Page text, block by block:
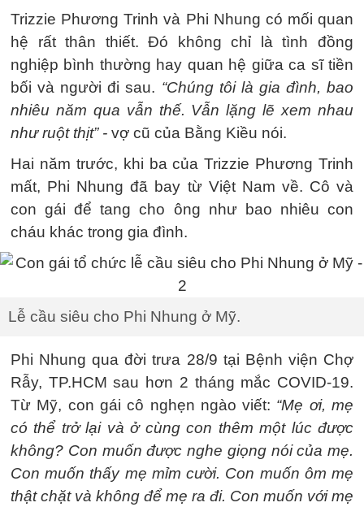
Trizzie Phương Trinh và Phi Nhung có mối quan
hệ rất thân thiết. Đó không chỉ là tình đồng
nghiệp bình thường hay quan hệ giữa ca sĩ tiền
bối và người đi sau. “Chúng tôi là gia đình, bao
nhiêu năm qua vẫn thế. Vẫn lặng lẽ xem nhau
như ruột thịt” - vợ cũ của Bằng Kiều nói.
Hai năm trước, khi ba của Trizzie Phương Trinh
mất, Phi Nhung đã bay từ Việt Nam về. Cô và
con gái để tang cho ông như bao nhiêu con
cháu khác trong gia đình.
Lễ cầu siêu cho Phi Nhung ở Mỹ.
Phi Nhung qua đời trưa 28/9 tại Bệnh viện Chợ
Rẫy, TP.HCM sau hơn 2 tháng mắc COVID-19.
Từ Mỹ, con gái cô nghẹn ngào viết: “Mẹ ơi, mẹ
có thể trở lại và ở cùng con thêm một lúc được
không? Con muốn được nghe giọng nói của mẹ.
Con muốn thấy mẹ mỉm cười. Con muốn ôm mẹ
thật chặt và không để mẹ ra đi. Con muốn với mẹ